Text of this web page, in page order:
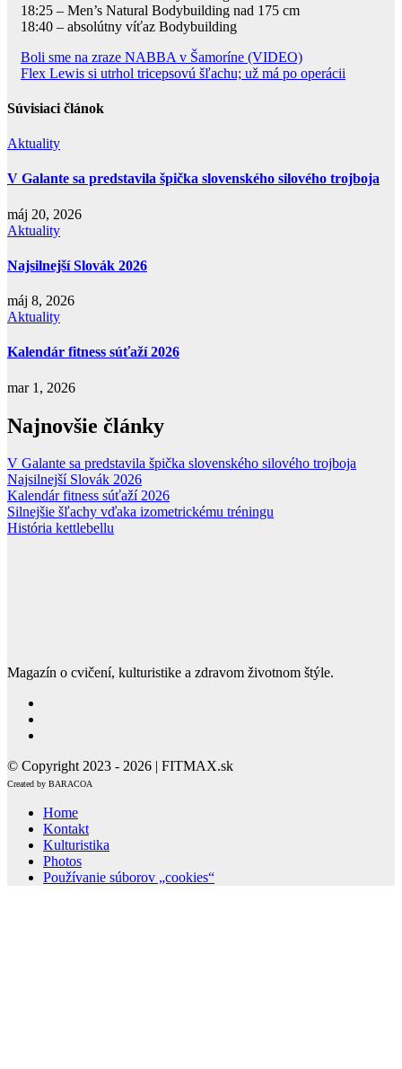
18:25 – Men’s Natural Bodybuilding nad 175 cm
18:40 – absolútny víťaz Bodybuilding
Navigácia
v
článku
Boli sme na zraze NABBA v Šamoríne (VIDEO)
Flex Lewis si utrhol tricepsovú šľachu; už má po operácii
Súvisiaci článok
Aktuality
V Galante sa predstavila špička slovenského silového trojboja
máj 20, 2026
Aktuality
Najsilnejší Slovák 2026
máj 8, 2026
Aktuality
Kalendár fitness súťaží 2026
mar 1, 2026
Najnovšie články
V Galante sa predstavila špička slovenského silového trojboja
Najsilnejší Slovák 2026
Kalendár fitness súťaží 2026
Silnejšie šľachy vďaka izometrickému tréningu
História kettlebellu
Magazín o cvičení, kulturistike a zdravom životnom štýle.
© Copyright 2023 - 2026 | FITMAX.sk
Created by BARACOA
Home
Kontakt
Kulturistika
Photos
Používanie súborov „cookies“